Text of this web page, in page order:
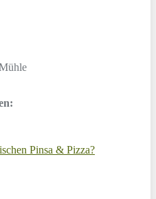
Pinsa & Pizza?